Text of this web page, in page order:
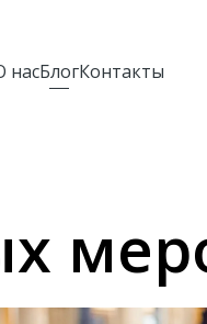
насБлогКонтакты